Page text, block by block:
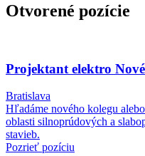
Otvorené pozície
Projektant elektro Nové
Bratislava
Hľadáme nového kolegu
oblasti silnoprúdových a
stavieb.
Pozrieť pozíciu